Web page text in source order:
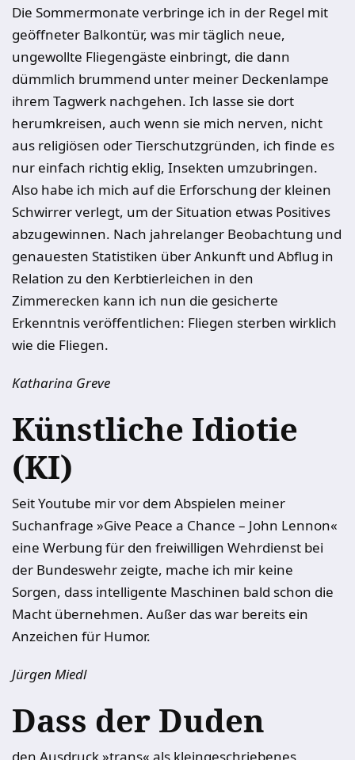
Die Sommermonate verbringe ich in der Regel mit
geöffneter Balkontür, was mir täglich neue,
ungewollte Fliegengäste einbringt, die dann
dümmlich brummend unter meiner Deckenlampe
ihrem Tagwerk nachgehen. Ich lasse sie dort
herumkreisen, auch wenn sie mich nerven, nicht
aus religiösen oder Tierschutzgründen, ich finde es
nur einfach richtig eklig, Insekten umzubringen.
Also habe ich mich auf die Erforschung der kleinen
Schwirrer verlegt, um der Situation etwas Positives
abzugewinnen. Nach jahrelanger Beobachtung und
genauesten Statistiken über Ankunft und Abflug in
Relation zu den Kerbtierleichen in den
Zimmerecken kann ich nun die gesicherte
Erkenntnis veröffentlichen: Fliegen sterben wirklich
wie die Fliegen.
Katharina Greve
Künstliche Idiotie
(KI)
Seit Youtube mir vor dem Abspielen meiner
Suchanfrage »Give Peace a Chance – John Lennon«
eine Werbung für den freiwilligen Wehrdienst bei
der Bundeswehr zeigte, mache ich mir keine
Sorgen, dass intelligente Maschinen bald schon die
Macht übernehmen. Außer das war bereits ein
Anzeichen für Humor.
Jürgen Miedl
Dass der Duden